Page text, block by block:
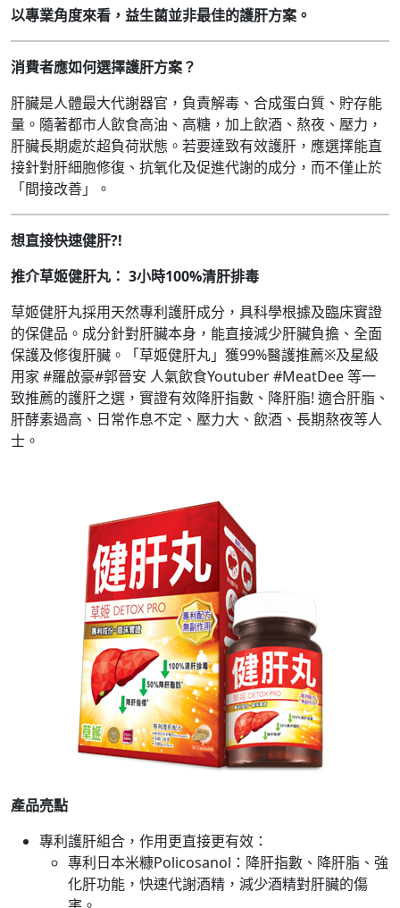
以專業角度來看，益生菌並非最佳的護肝方案。
消費者應如何選擇護肝方案？
肝臟是人體最大代謝器官，負責解毒、合成蛋白質、貯存能
量。隨著都市人飲食高油、高糖，加上飲酒、熬夜、壓力，
肝臟長期處於超負荷狀態。若要達致有效護肝，應選擇能直
接針對肝細胞修復、抗氧化及促進代謝的成分，而不僅止於
「間接改善」。
想直接快速健肝?!
推介草姬健肝丸： 3小時100%清肝排毒
草姬健肝丸採用天然專利護肝成分，具科學根據及臨床實證
的保健品。成分針對肝臟本身，能直接減少肝臟負擔、全面
保護及修復肝臟。「草姬健肝丸」獲99%醫護推薦※及星級
用家 #羅啟豪#郭晉安 人氣飲食Youtuber #MeatDee 等一
致推薦的護肝之選，實證有效降肝指數、降肝脂! 適合肝脂、
肝酵素過高、日常作息不定、壓力大、飲酒、長期熬夜等人
士。
產品亮點
專利護肝組合，作用更直接更有效：
專利日本米糠Policosanol：降肝指數、降肝脂、強
化肝功能，快速代謝酒精，減少酒精對肝臟的傷